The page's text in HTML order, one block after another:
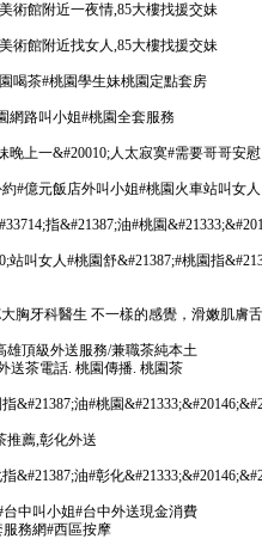
術館附近一夜情,85大樓找援交妹
術館附近找女人,85大樓找援交妹
喝茶#桃園學生妹桃園定點套房
網路叫小姐#桃園全套服務
晚上一&#20010;人太寂寞#需要哥哥安慰
約#億元飯店外叫小姐#桃園火車站叫女人
指&#21387;油#桃園
站叫女人#桃園舒&#21387;#桃園指
胸牙科醫生 不一樣的感覺，滑嫩肌膚
雄頂級外送服務/兼職茶純本土
送茶電話. 桃園傳播. 桃園茶
&#21387;油#桃園
推薦,彰化外送
&#21387;油#彰化
台中叫小姐#台中外送現金消費
服務網#西區按摩